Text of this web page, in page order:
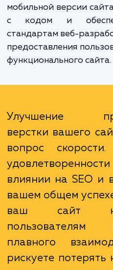
определении его
Важно
ограничивается
стандартам веб-
предоставления
функционального
Улучшение
верстки вашего
вопрос